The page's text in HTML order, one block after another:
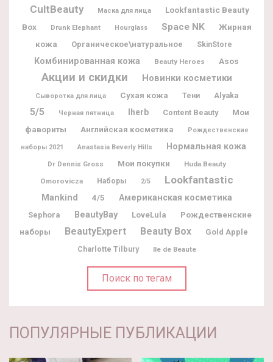
CultBeauty Маска для лица
Lookfantastic Beauty
Box
Drunk Elephant Hourglass Space NK
Жирная
кожа
Органическое\натуральное SkinStore
Комбинированная кожа Beauty Heroes Asos
Акции и скидки Новинки косметики
Сыворотка для лица Сухая кожа Тени Alyaka
5/5 Черная пятница Iherb Content Beauty
Мои
фавориты
Английская косметика Рождественские
наборы 2021 Anastasia Beverly Hills Нормальная кожа
Dr Dennis Gross Мои покупки
Huda Beauty
Omorovicza
Наборы 2/5 Lookfantastic
Mankind 4/5 Американская косметика
Sephora BeautyBay LoveLula
Рождественские
наборы
BeautyExpert Beauty Box
Gold Apple
Charlotte Tilbury
Ile de Beaute
Поиск по тегам
ПОПУЛЯРНЫЕ ПУБЛИКАЦИИ